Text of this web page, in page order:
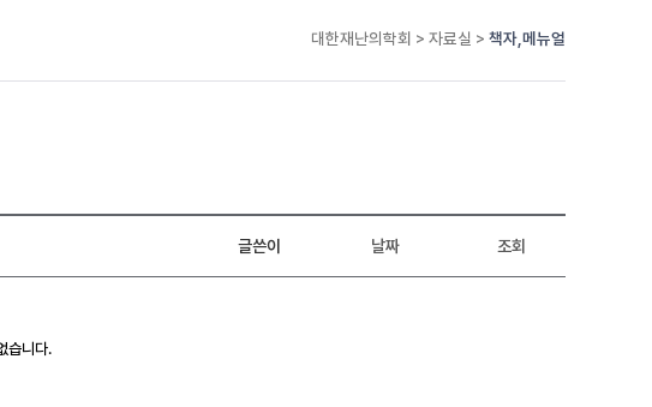
대한재난의학회 > 자료실 > 책자,메뉴얼
글쓴이 날짜 조회
습니다.